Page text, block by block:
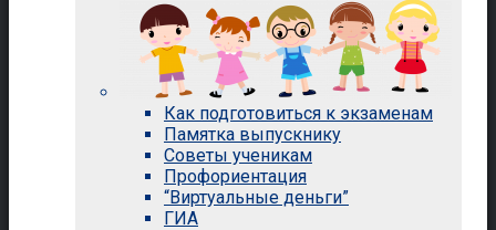
Как подготовиться к экзаменам
Памятка выпускнику
Советы ученикам
Профориентация
“Виртуальные деньги”
ГИА